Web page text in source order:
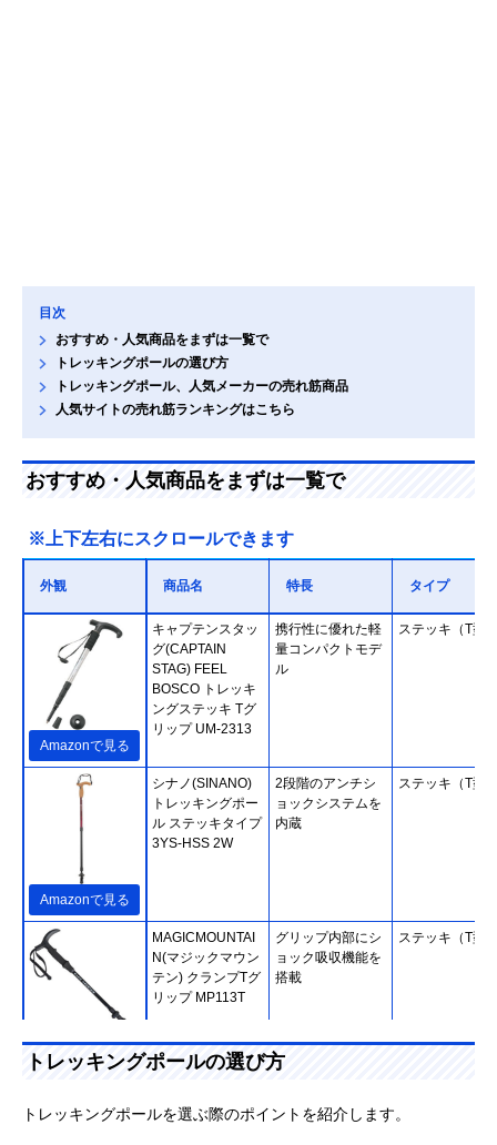
目次
おすすめ・人気商品をまずは一覧で
トレッキングポールの選び方
トレッキングポール、人気メーカーの売れ筋商品
人気サイトの売れ筋ランキングはこちら
おすすめ・人気商品をまずは一覧で
※上下左右にスクロールできます
外観 商品名 特長 タイプ
Amazonで見る
キャプテンスタッ
グ(CAPTAIN
STAG) FEEL
BOSCO トレッキ
ングステッキ Tグ
リップ UM-2313
携行性に優れた軽
量コンパクトモデ
ル
ステッキ（T型
Amazonで見る
シナノ(SINANO)
トレッキングポー
ル ステッキタイプ
3YS-HSS 2W
2段階のアンチシ
ョックシステムを
内蔵
ステッキ（T型
Amazonで見る
MAGICMOUNTAI
N(マジックマウン
テン) クランプTグ
リップ MP113T
グリップ内部にシ
ョック吸収機能を
搭載
ステッキ（T型
ーライト AS
しやすいロンググ
トレッキングポールの選び方
トレッキングポールを選ぶ際のポイントを紹介します。